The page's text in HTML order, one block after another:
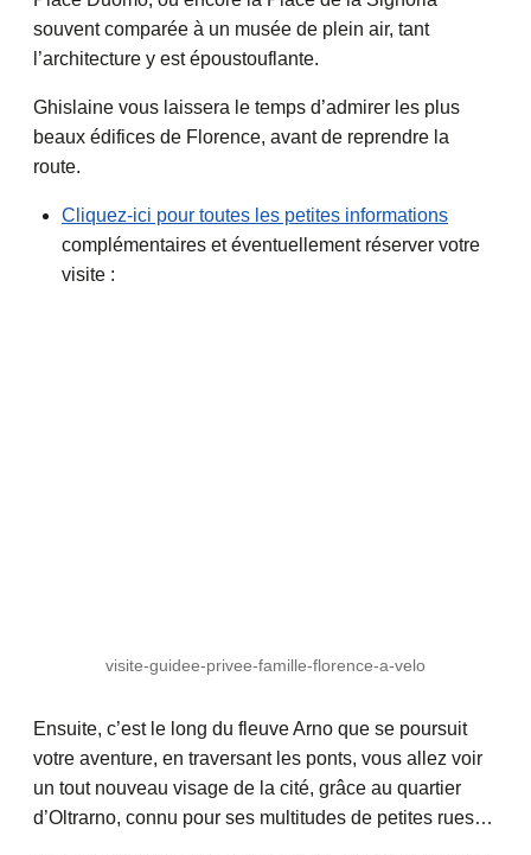
souvent comparée à un musée de plein air, tant
l’architecture y est époustouflante.
Ghislaine vous laissera le temps d’admirer les plus
beaux édifices de Florence, avant de reprendre la
route.
Cliquez-ici pour toutes les petites informations
complémentaires et éventuellement réserver votre
visite :
visite-guidee-privee-famille-florence-a-velo
Ensuite, c’est le long du fleuve Arno que se poursuit
votre aventure, en traversant les ponts, vous allez voir
un tout nouveau visage de la cité, grâce au quartier
d’Oltrarno, connu pour ses multitudes de petites rues…